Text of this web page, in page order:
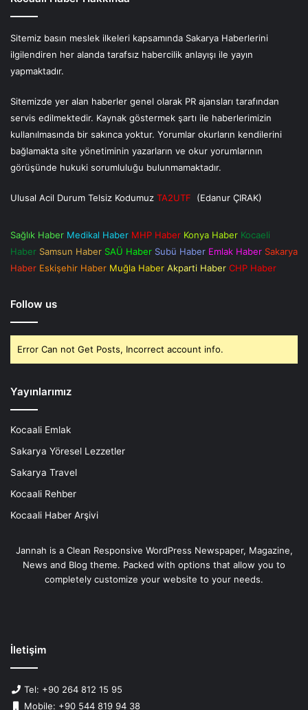
Sitemiz basın meslek ilkeleri kapsamında Sakarya Haberlerini
ilgilendiren her alanda tarafsız habercilik anlayışı ile yayın
yapmaktadır.
Sitemizde yer alan haberler genel olarak PR ajansları tarafından
servis edilmektedir. Kaynak göstermek şartı ile haberlerimizin
kullanılmasında bir sakınca yoktur. Yorumlar okurların kendilerini
bağlamakta site yönetiminin yazarların ve okur yorumlarının
görüşünde hukuki sorumluluğu bulunmamaktadır.
Ulusal Acil Durum Telsiz Kodumuz TA2UTF (Edanur ÇIRAK)
Sağlık Haber Medikal Haber MHP Haber Konya Haber Kocaeli
Haber Samsun Haber SAÜ Haber Subü Haber Emlak Haber Sakarya
Haber Eskişehir Haber Muğla Haber Akparti Haber CHP Haber
Follow us
Error Can not Get Posts, Incorrect account info.
Yayınlarımız
Kocaali Emlak
Sakarya Yöresel Lezzetler
Sakarya Travel
Kocaali Rehber
Kocaali Haber Arşivi
Jannah is a Clean Responsive WordPress Newspaper, Magazine,
News and Blog theme. Packed with options that allow you to
completely customize your website to your needs.
İletişim
Tel: +90 264 812 15 95
Mobile: +90 544 819 94 38